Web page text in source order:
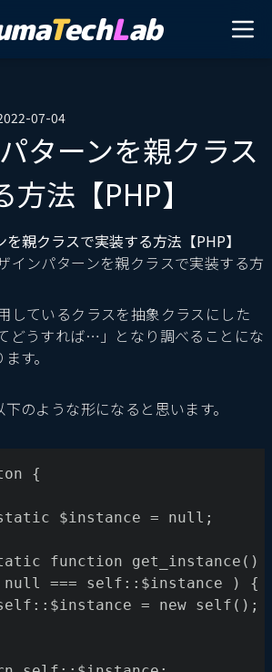
TechLab
07-04
ターンを親クラス
法【PHP】
インパターンを親クラスで実装する方
しているクラスを抽象クラスにした
どうすれば…」となり調べることにな
す。
のような形になると思います。
{
$instance = null;
function get_instance()
=== self::$instance ) {
= new self();